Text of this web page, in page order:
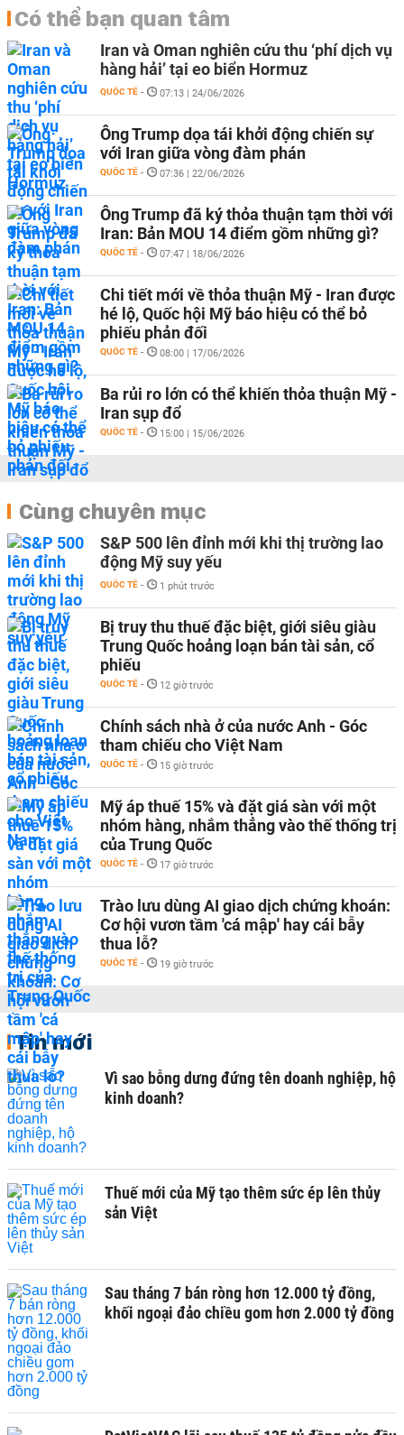
Có thể bạn quan tâm
Iran và Oman nghiên cứu thu ‘phí dịch vụ
hàng hải’ tại eo biển Hormuz
QUỐC TẾ - 07:13 | 24/06/2026
Ông Trump dọa tái khởi động chiến sự
với Iran giữa vòng đàm phán
QUỐC TẾ - 07:36 | 22/06/2026
Ông Trump đã ký thỏa thuận tạm thời với
Iran: Bản MOU 14 điểm gồm những gì?
QUỐC TẾ - 07:47 | 18/06/2026
Chi tiết mới về thỏa thuận Mỹ - Iran được
hé lộ, Quốc hội Mỹ báo hiệu có thể bỏ
phiếu phản đối
QUỐC TẾ - 08:00 | 17/06/2026
Ba rủi ro lớn có thể khiến thỏa thuận Mỹ -
Iran sụp đổ
QUỐC TẾ - 15:00 | 15/06/2026
Cùng chuyên mục
S&P 500 lên đỉnh mới khi thị trường lao
động Mỹ suy yếu
QUỐC TẾ - 1 phút trước
Bị truy thu thuế đặc biệt, giới siêu giàu
Trung Quốc hoảng loạn bán tài sản, cổ
phiếu
QUỐC TẾ - 12 giờ trước
Chính sách nhà ở của nước Anh - Góc
tham chiếu cho Việt Nam
QUỐC TẾ - 15 giờ trước
Mỹ áp thuế 15% và đặt giá sàn với một
nhóm hàng, nhắm thẳng vào thế thống trị
của Trung Quốc
QUỐC TẾ - 17 giờ trước
Trào lưu dùng AI giao dịch chứng khoán:
Cơ hội vươn tầm 'cá mập' hay cái bẫy
thua lỗ?
QUỐC TẾ - 19 giờ trước
Tin mới
Vì sao bỗng dưng đứng tên doanh nghiệp, hộ
kinh doanh?
Thuế mới của Mỹ tạo thêm sức ép lên thủy
sản Việt
Sau tháng 7 bán ròng hơn 12.000 tỷ đồng,
khối ngoại đảo chiều gom hơn 2.000 tỷ đồng